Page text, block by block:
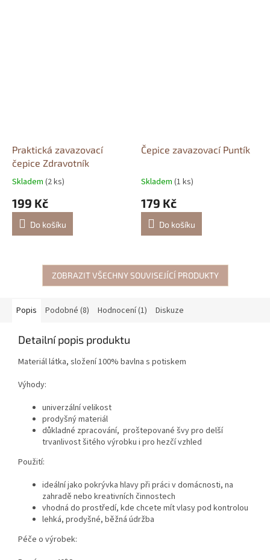
Praktická zavazovací
čepice Zdravotník
Skladem (2 ks)
199 Kč
Do košíku
Čepice zavazovací Puntík
Skladem (1 ks)
179 Kč
Do košíku
ZOBRAZIT VŠECHNY SOUVISEJÍCÍ PRODUKTY
Popis Podobné (8) Hodnocení (1) Diskuze
Detailní popis produktu
Materiál látka, složení 100% bavlna s potiskem
Výhody:
univerzální velikost
prodyšný materiál
důkladné zpracování, proštepované švy pro delší
trvanlivost šitého výrobku i pro hezčí vzhled
Použití:
ideální jako pokrývka hlavy při práci v domácnosti, na
zahradě nebo kreativních činnostech
vhodná do prostředí, kde chcete mít vlasy pod kontrolou
lehká, prodyšné, běžná údržba
Péče o výrobek: